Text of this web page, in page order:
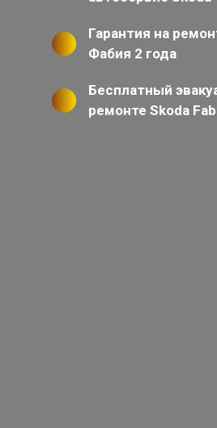
Гарантия на
Фабия 2 года
Бесплатный
ремонте Skoda